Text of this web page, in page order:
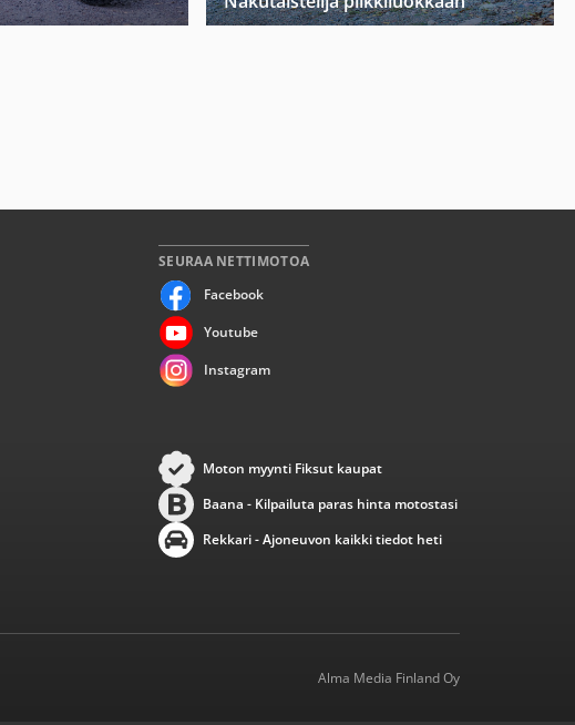
SEURAA NETTIMOTOA
Facebook
Youtube
Instagram
Moton myynti Fiksut kaupat
Baana - Kilpailuta paras hinta motostasi
Rekkari - Ajoneuvon kaikki tiedot heti
Alma Media Finland Oy